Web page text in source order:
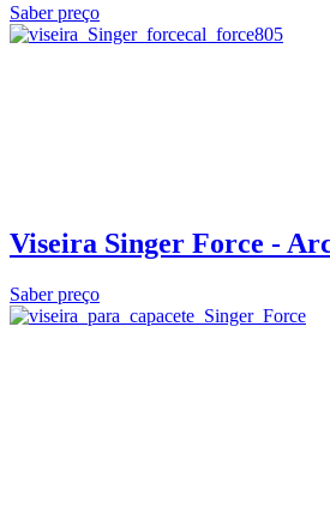
Saber preço
Viseira Singer Force -
Saber preço